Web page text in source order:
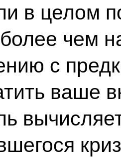
в целом
чем
с
ваше